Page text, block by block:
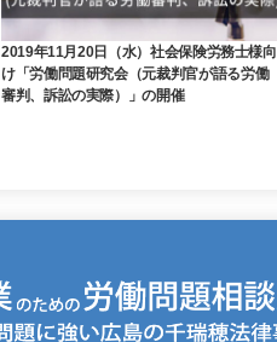
2019年11月20日（水）社会保険労務士様向
け「労働問題研究会（元裁判官が語る労働
審判、訴訟の実際）」の開催